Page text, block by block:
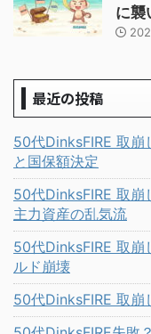
に襲
最近の投稿
50代DinksFIRE 取崩
と国保額決定
50代DinksFIRE 取崩
主力資産の乱気流
50代DinksFIRE 取崩
ルド崩壊
50代DinksFIRE 取崩